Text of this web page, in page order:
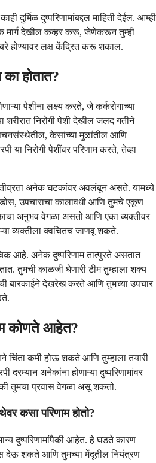
दुर्मिळ दुष्परिणामांबद्दल माहिती देईल. आम्ही
मार्ग देखील कव्हर करू, जेणेकरून तुम्ही
होण्यावर लक्ष केंद्रित करू शकाल.
का होतात?
पेशींना लक्ष्य करते, जे कर्करोगाच्या
शरीरात निरोगी पेशी देखील जलद गतीने
केसांच्या मुळांतील आणि
या निरोगी पेशींवर परिणाम करते, तेव्हा
तीव्रता अनेक घटकांवर अवलंबून असते. यामध्ये
उपचाराचा कालावधी आणि तुमचे एकूण
अनुभव वेगळा असतो आणि एका व्यक्तीवर
व्यक्तीला क्वचितच जाणवू शकते.
आहे. अनेक दुष्परिणाम तात्पुरते असतात
तुमची काळजी घेणारी टीम तुम्हाला शक्य
बारकाईने देखरेख करते आणि तुमच्या उपचार
कोणते आहेत?
चिंता कमी होऊ शकते आणि तुम्हाला तयारी
अनेकांना होणाऱ्या दुष्परिणामांवर
तुमचा प्रवास वेगळा असू शकतो.
कसा परिणाम होतो?
दुष्परिणामांपैकी आहेत. हे घडते कारण
देऊ शकते आणि तुमच्या मेंदूतील नियंत्रण